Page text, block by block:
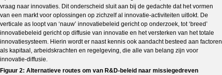
vraag naar innovaties. Dit onderscheid sluit aan bij de gedachte dat het vormen
van een markt voor oplossingen op zichzelf al innovatie-activiteiten uitlokt. De
verticale as loopt van ‘nauw’ innovatiebeleid gericht op onderzoek, tot ‘breed’
innovatiebeleid gericht op diffusie van innovatie en het versterken van het totale
innovatiesysteem. Hierin wordt er naast kennis ook aandacht besteed aan factoren
als kapitaal, arbeidskrachten en regelgeving, die alle van belang zijn voor
innovatie-diffusie.
Figuur 2: Alternatieve routes om van R&D-beleid naar missiegedreven